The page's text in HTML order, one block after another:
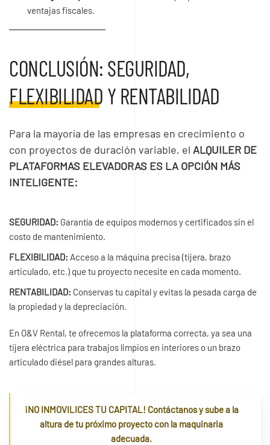
ventajas fiscales.
CONCLUSIÓN: SEGURIDAD,
FLEXIBILIDAD Y RENTABILIDAD
Para la mayoría de las empresas en crecimiento o
con proyectos de duración variable, el ALQUILER DE
PLATAFORMAS ELEVADORAS ES LA OPCIÓN MÁS
INTELIGENTE:
SEGURIDAD: Garantía de equipos modernos y certificados sin el
costo de mantenimiento.
FLEXIBILIDAD: Acceso a la máquina precisa (tijera, brazo
articulado, etc.) que tu proyecto necesite en cada momento.
RENTABILIDAD: Conservas tu capital y evitas la pesada carga de
la propiedad y la depreciación.
En O&V Rental, te ofrecemos la plataforma correcta, ya sea una
tijera eléctrica para trabajos limpios en interiores o un brazo
articulado diésel para grandes alturas.
¡NO INMOVILICES TU CAPITAL! Contáctanos y sube a la
altura de tu próximo proyecto con la maquinaria
adecuada.